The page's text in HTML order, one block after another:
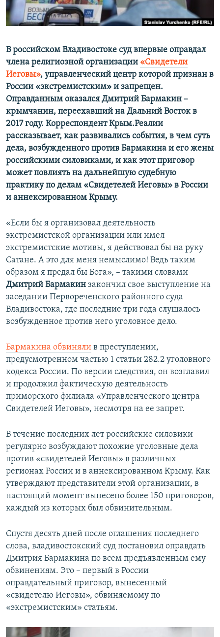
УКРАИНСКАЯ ПРОБЛЕМА КРЫМА
Все сайты RFE/RL
В российском Владивостоке суд впервые оправдал
члена религиозной организации «Свидетели
Иеговы», управленческий центр которой признан в
России «экстремистским» и запрещен.
Оправданным оказался Дмитрий Бармакин –
крымчанин, переехавший на Дальний Восток в
2017 году. Корреспондент Крым.Реалии
рассказывает, как развивались события, в чем суть
дела, возбужденного против Бармакина и его жены
российскими силовиками, и как этот приговор
может повлиять на дальнейшую судебную
практику по делам «Свидетелей Иеговы» в России
и аннексированном Крыму.
«Если бы я организовал деятельность
экстремистской организации или имел
экстремистские мотивы, я действовал бы на руку
Сатане. А это для меня немыслимо! Ведь таким
образом я предал бы Бога», – такими словами
Дмитрий Бармакин закончил свое выступление на
заседании Первореченского районного суда
Владивостока, где последние три года слушалось
возбужденное против него уголовное дело.
Бармакина обвиняли в преступлении,
предусмотренном частью 1 статьи 282.2 уголовного
кодекса России. По версии следствия, он возглавил
и продолжил фактическую деятельность
приморского филиала «Управленческого центра
Свидетелей Иеговы», несмотря на ее запрет.
В течение последних лет российские силовики
регулярно возбуждают похожие уголовные дела
против «свидетелей Иеговы» в различных
регионах России и в аннексированном Крыму. Как
утверждают представители этой организации, в
настоящий момент вынесено более 150 приговоров,
каждый из которых был обвинительным.
Спустя десять дней после оглашения последнего
слова, владивостокский суд постановил оправдать
Дмитрия Бармакина по всем предъявленным ему
обвинениям. Это – первый в России
оправдательный приговор, вынесенный
«свидетелю Иеговы», обвиняемому по
«экстремистским» статьям.